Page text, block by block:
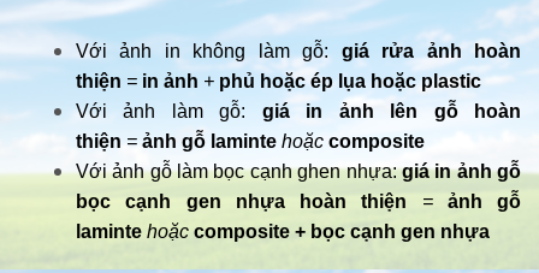
Với ảnh in không làm gỗ: giá rửa ảnh hoàn
thiện = in ảnh + phủ hoặc ép lụa hoặc plastic
Với ảnh làm gỗ: giá in ảnh lên gỗ hoàn
thiện = ảnh gỗ laminte hoặc composite
Với ảnh gỗ làm bọc cạnh ghen nhựa:giá in ảnh gỗ
bọc cạnh gen nhựa hoàn thiện = ảnh gỗ
laminte hoặc composite + bọc cạnh gen nhựa